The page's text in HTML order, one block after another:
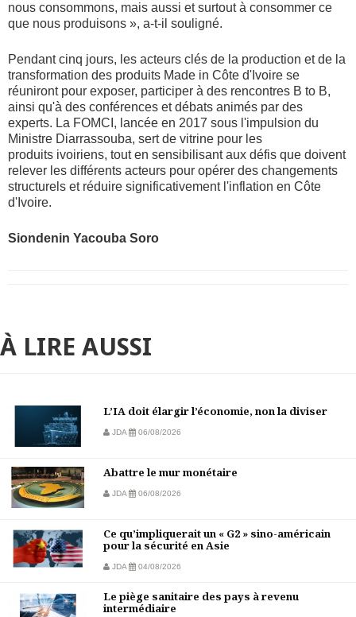
nous consommons, mais aussi et surtout à consommer ce
que nous produisons », a-t-il souligné.
Pendant cinq jours, les acteurs clés de la production et de la
transformation des produits Made in Côte d'Ivoire se
réuniront pour exposer, participer à des rencontres B to B,
ainsi qu'à des conférences et débats animés par des
experts. La FOMCI, lancée en 2017 sous l'impulsion du
Ministre Diarrassouba, sert de vitrine pour les
produits ivoiriens, tout en sensibilisant aux défis que doivent
relever les différents acteurs pour opérer des changements
structurels et réduire significativement l'inflation en Côte
d'Ivoire.
Siondenin Yacouba Soro
À LIRE AUSSI
L’IA doit élargir l’économie, non la diviser
JDA 06/08/2026
Abattre le mur monétaire
JDA 06/08/2026
Ce qu’impliquerait un « G2 » sino-américain
pour la sécurité en Asie
JDA 04/08/2026
Le piège sanitaire des pays à revenu
intermédiaire